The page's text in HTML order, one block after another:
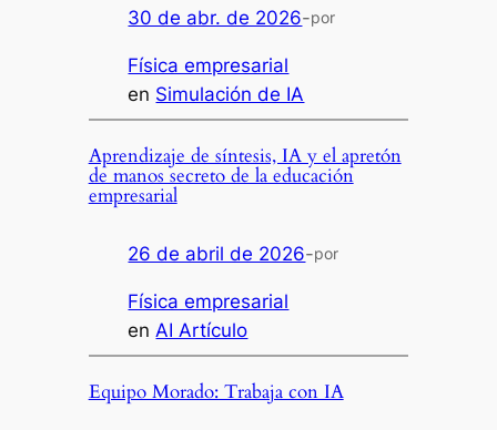
30 de abr. de 2026-por
Física empresarial
en Simulación de IA
Aprendizaje de síntesis, IA y el apretón
de manos secreto de la educación
empresarial
26 de abril de 2026-por
Física empresarial
enAI Artículo
Equipo Morado: Trabaja con IA